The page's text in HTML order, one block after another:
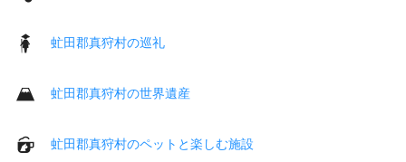
虻田郡真狩村の巡礼
虻田郡真狩村の世界遺産
虻田郡真狩村のペットと楽しむ施設